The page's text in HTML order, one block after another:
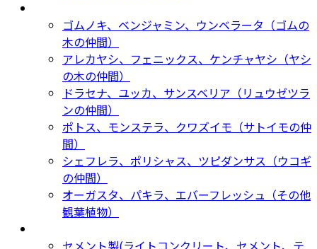
ゴムノキ、ベンジャミン、ウンベラータ（ゴムの
木の仲間）
アレカヤシ、フェニックス、ケンチャヤシ（ヤシ
の木の仲間）
ドラセナ、ユッカ、サンスベリア（リュウゼツラ
ンの仲間）
ポトス、モンステラ、クワズイモ（サトイモの仲
間）
シェフレラ、ポリシャス、ツピダンサス（ウコギ
の仲間）
オーガスタ、パキラ、エバーフレッシュ（その他
観葉植物）
セメント製(ライトコンクリート、セメント、テ